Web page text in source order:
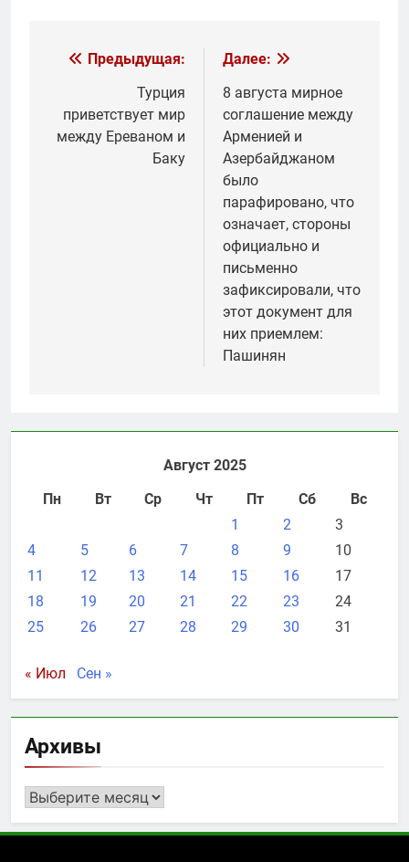
Навигация
записям
Предыдущая:
Турция
приветствует мир
между Ереваном и
Баку
Далее:
8 августа мирное
соглашение между
Арменией и
Азербайджаном
было
парафировано, что
означает, стороны
официально и
письменно
зафиксировали, что
этот документ для
них приемлем:
Пашинян
Август 2025
Пн
Вт Ср Чт Пт Сб
Вс
1
2
3
4
5 6 7 8 9
10
11
12 13 14 15 16
17
18
19 20 21 22 23
24
25
26 27 28 29 30 31
« Июл Сен »
Архивы
Архивы